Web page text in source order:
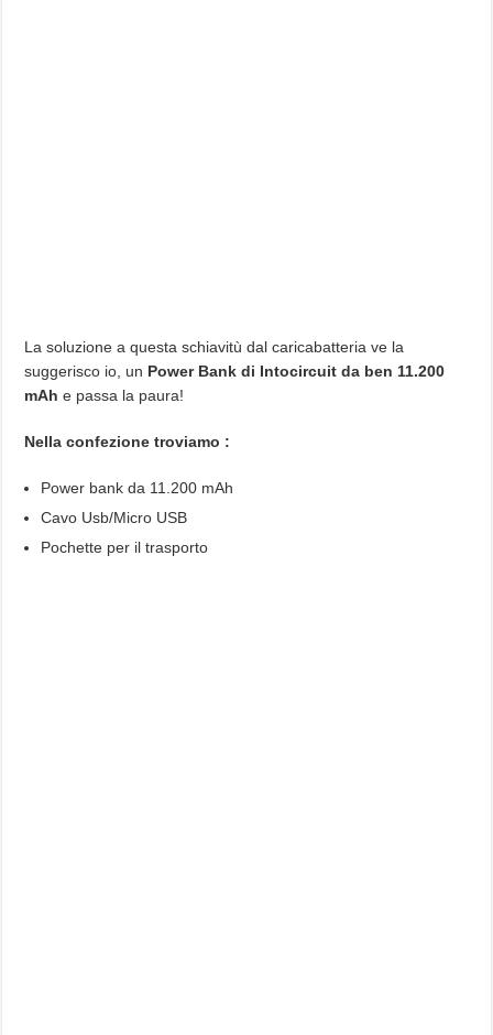
La soluzione a questa schiavitù dal caricabatteria ve la
suggerisco io, un Power Bank di Intocircuit da ben 11.200
mAhe passa la paura!
Nella confezione troviamo :
Power bank da 11.200 mAh
Cavo Usb/Micro USB
Pochette per il trasporto